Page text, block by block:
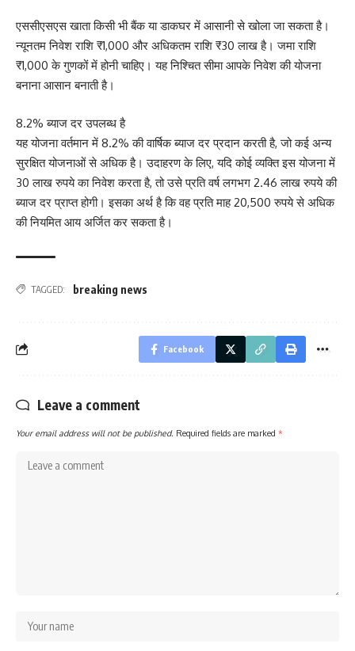
एससीएसएस खाता किसी भी बैंक या डाकघर में आसानी से खोला जा सकता है।
न्यूनतम निवेश राशि ₹1,000 और अधिकतम राशि ₹30 लाख है। जमा राशि
₹1,000 के गुणकों में होनी चाहिए। यह निश्चित सीमा आपके निवेश की योजना
बनाना आसान बनाती है।
8.2% ब्याज दर उपलब्ध है
यह योजना वर्तमान में 8.2% की वार्षिक ब्याज दर प्रदान करती है, जो कई अन्य
सुरक्षित योजनाओं से अधिक है। उदाहरण के लिए, यदि कोई व्यक्ति इस योजना में
30 लाख रुपये का निवेश करता है, तो उसे प्रति वर्ष लगभग 2.46 लाख रुपये की
ब्याज दर प्राप्त होगी। इसका अर्थ है कि वह प्रति माह 20,500 रुपये से अधिक
की नियमित आय अर्जित कर सकता है।
TAGGED: breaking news
Facebook
Leave a comment
Your email address will not be published. Required fields are marked *